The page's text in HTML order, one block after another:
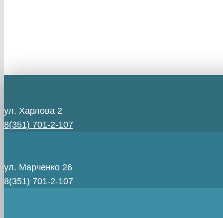
ул. Харлова 2
8(351) 701-2-107
ул. Марченко 26
8(351) 701-2-107